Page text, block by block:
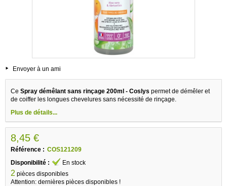
Envoyer à un ami
Ce Spray démêlant sans rinçage 200ml - Coslys permet de démêler et
de coiffer les longues chevelures sans nécessité de rinçage.
Plus de détails...
8,45 €
Référence : COS121209
Disponibilité :
En stock
2 pièces disponibles
Attention: dernières pièces disponibles !